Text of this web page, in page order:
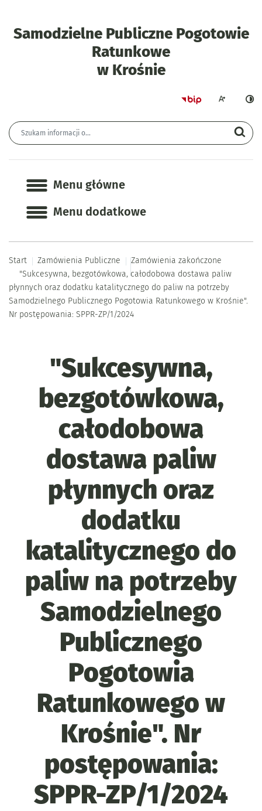
Samodzielne Publiczne Pogotowie
Ratunkowe
w Krośnie-
StronaWiększa
Wyszukiwarka
Menu główne
Menu główne
Menu dodatkowe
Start Zamówienia Publiczne
Zamówienia zakończone
"Sukcesywna, bezgotówkowa, całodobowa dostawa paliw
płynnych oraz dodatku katalitycznego do paliw na potrzeby
Samodzielnego Publicznego Pogotowia Ratunkowego w Krośnie".
Nr postępowania: SPPR-ZP/1/2024
"Sukcesywna,
bezgotówkowa,
całodobowa
dostawa paliw
płynnych oraz
dodatku
katalitycznego do
paliw na potrzeby
Samodzielnego
Publicznego
Pogotowia
Ratunkowego w
Krośnie". Nr
postępowania:
SPPR-ZP/1/2024